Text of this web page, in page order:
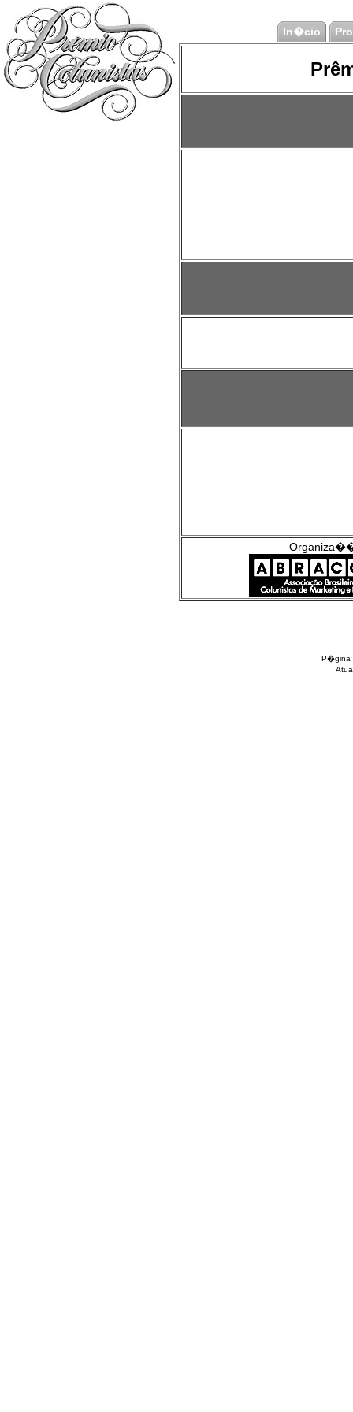
In�cio
P�gina